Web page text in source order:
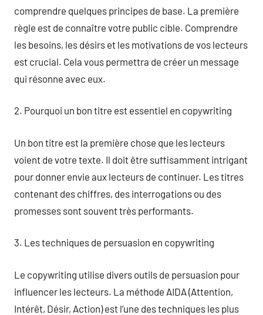
comprendre quelques principes de base. La première
règle est de connaître votre public cible. Comprendre
les besoins, les désirs et les motivations de vos lecteurs
est crucial. Cela vous permettra de créer un message
qui résonne avec eux.
2. Pourquoi un bon titre est essentiel en copywriting
Un bon titre est la première chose que les lecteurs
voient de votre texte. Il doit être suffisamment intrigant
pour donner envie aux lecteurs de continuer. Les titres
contenant des chiffres, des interrogations ou des
promesses sont souvent très performants.
3. Les techniques de persuasion en copywriting
Le copywriting utilise divers outils de persuasion pour
influencer les lecteurs. La méthode AIDA (Attention,
Intérêt, Désir, Action) est l’une des techniques les plus